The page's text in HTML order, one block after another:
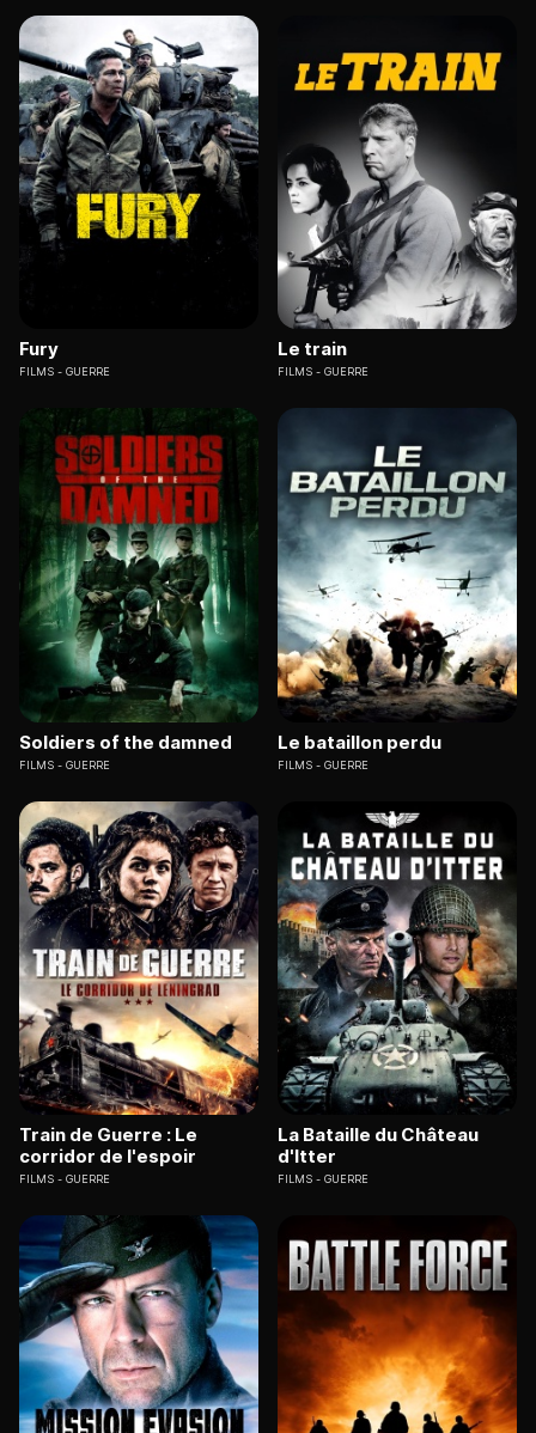
Fury
FILMS GUERRE
Le train
FILMS GUERRE
Soldiers of the damned
FILMS GUERRE
Le bataillon perdu
FILMS GUERRE
Train de Guerre : Le
corridor de l'espoir
FILMS GUERRE
La Bataille du Château
d'Itter
FILMS GUERRE